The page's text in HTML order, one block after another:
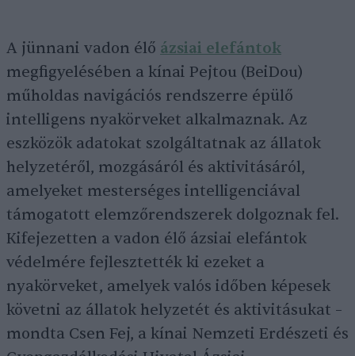
A jünnani vadon élő ázsiai elefántok
megfigyelésében a kínai Pejtou (BeiDou)
műholdas navigációs rendszerre épülő
intelligens nyakörveket alkalmaznak. Az
eszközök adatokat szolgáltatnak az állatok
helyzetéről, mozgásáról és aktivitásáról,
amelyeket mesterséges intelligenciával
támogatott elemzőrendszerek dolgoznak fel.
Kifejezetten a vadon élő ázsiai elefántok
védelmére fejlesztették ki ezeket a
nyakörveket, amelyek valós időben képesek
követni az állatok helyzetét és aktivitásukat –
mondta Csen Fej, a kínai Nemzeti Erdészeti és